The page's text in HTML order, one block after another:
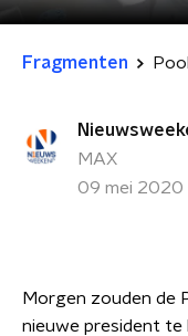
Fragmenten
MAX
09 mei 2020
Morgen zouden de
nieuwe president te